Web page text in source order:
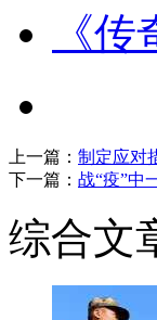
《
上一篇： 制定应对
下一篇： 战“疫”中
综合文